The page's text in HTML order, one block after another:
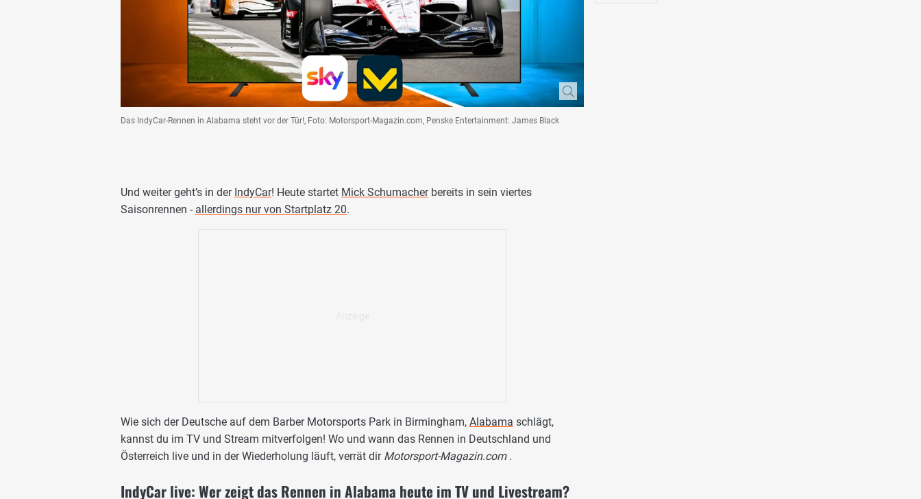
Das IndyCar-Rennen in Alabama steht vor der Tür!, Foto: Motorsport-Magazin.com, Penske Entertainment: James Black
Und weiter geht’s in der IndyCar! Heute startet Mick Schumacherbereits in sein viertes
Saisonrennen - allerdings nur von Startplatz 20.
Wie sich der Deutsche auf dem Barber Motorsports Park in Birmingham, Alabama schlägt,
kannst du im TV und Stream mitverfolgen! Wo und wann das Rennen in Deutschland und
Österreich live und in der Wiederholung läuft, verrät dir Motorsport-Magazin.com .
IndyCar live: Wer zeigt das Rennen in Alabama heute im TV und Livestream?